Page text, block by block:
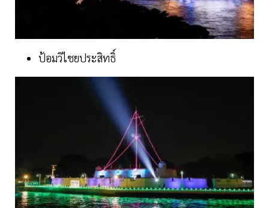
ป้อมวิไชยประสิทธิ์